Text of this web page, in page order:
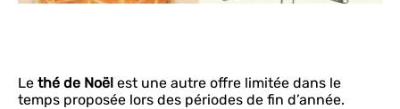
Le thé de Noël est une autre offre limitée dans le
temps proposée lors des périodes de fin d’année.